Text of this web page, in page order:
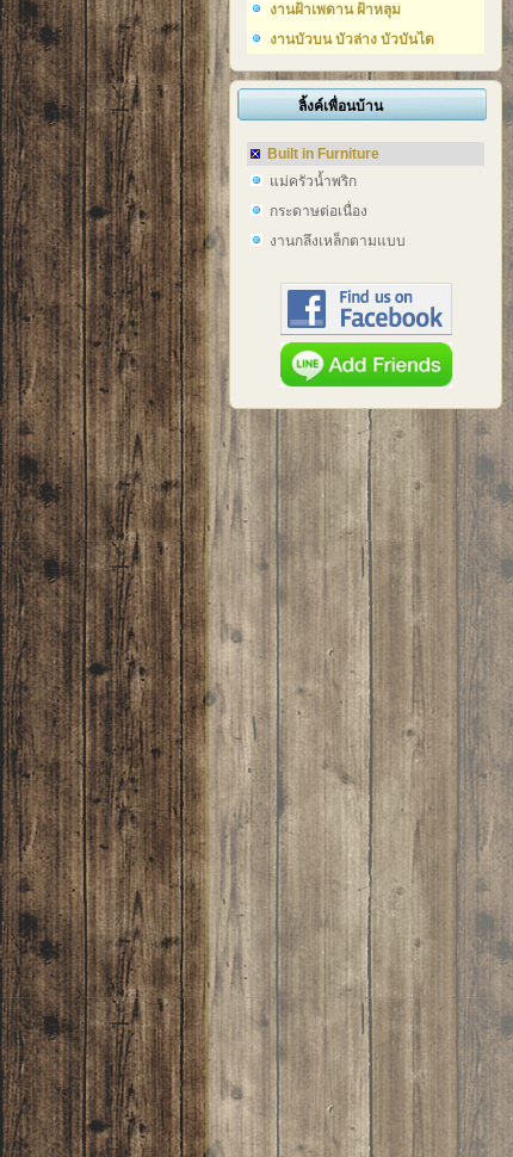
งานฝ้าเพดาน ฝ้าหลุม
งานบัวบน บัวล่าง บัวบันได
ลิ้งค์เพื่อนบ้าน
Built in Furniture
แม่ครัวน้ำพริก
กระดาษต่อเนื่อง
งานกลึงเหล็กตามแบบ